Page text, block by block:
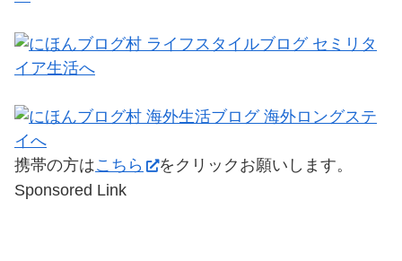
携帯の方はこちら
をクリックお願いします。
Sponsored Link